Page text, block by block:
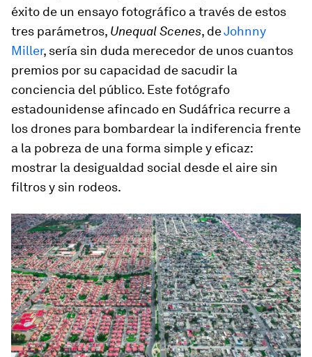
éxito de un ensayo fotográfico a través de estos
tres parámetros, Unequal Scenes, deJohnny
Miller, sería sin duda merecedor de unos cuantos
premios por su capacidad de sacudir la
conciencia del público. Este fotógrafo
estadounidense afincado en Sudáfrica recurre a
los drones para bombardear la indiferencia frente
a la pobreza de una forma simple y eficaz:
mostrar la desigualdad social desde el aire sin
filtros y sin rodeos.